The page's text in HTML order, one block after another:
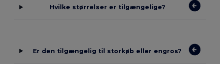
Hvilke størrelser er tilgængelige?
Er den tilgængelig til storkøb eller engros?